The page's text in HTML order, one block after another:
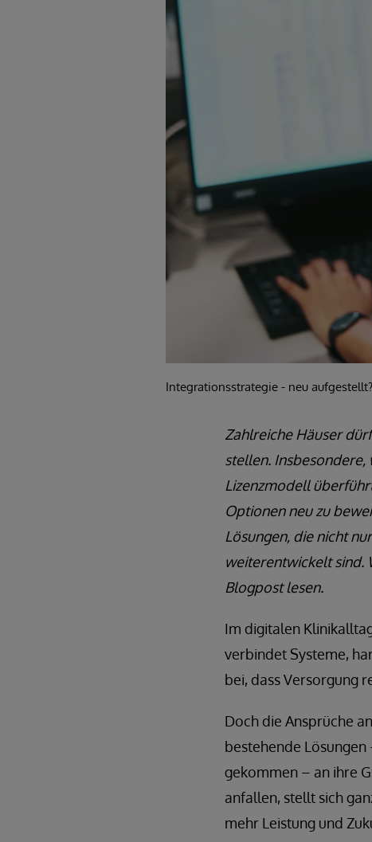
Integrationsstrategie - neu aufgestellt?
Zahlreiche Häuser
stellen.
Lizenzmodell
Optionen neu zu
Lösungen, die nicht
weiterentwickelt sind.
Blogpost lesen.
Im digitalen
verbindet Systeme,
bei, dass Versorgung
Doch die Ansprüche
bestehende
gekommen – an ihre
anfallen, stellt sich
mehr Leistung und